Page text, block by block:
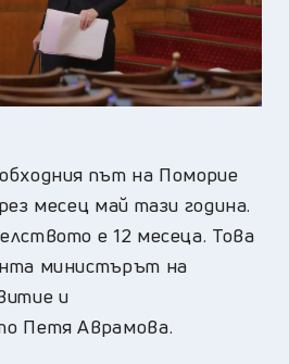
път на Поморие
месец май тази година.
е 12 месеца. Това
министърът на
и
Петя Аврамова.